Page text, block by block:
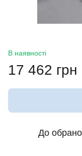
В наявності
17 462 грн
До